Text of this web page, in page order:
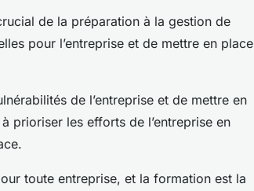
de la préparation à la gestion de
pour l’entreprise et de mettre en place
de l’entreprise et de mettre en
prioriser les efforts de l’entreprise en
toute entreprise, et la formation est la